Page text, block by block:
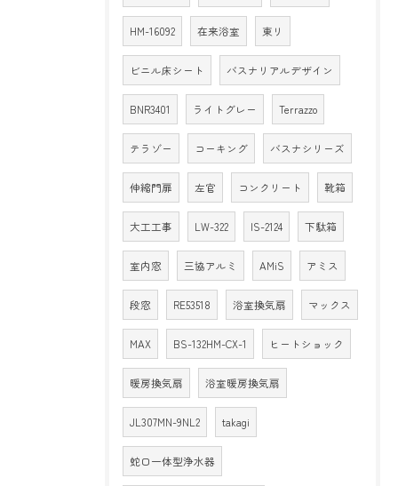
HM-16092 在来浴室 東リ
ビニル床シート バスナリアルデザイン
BNR3401 ライトグレー Terrazzo
テラゾー コーキング バスナシリーズ
伸縮門扉 左官 コンクリート 靴箱
大工工事 LW-322 IS-2124 下駄箱
室内窓 三協アルミ AMiS アミス
段窓 RE53518 浴室換気扇 マックス
MAX BS-132HM-CX-1 ヒートショック
暖房換気扇 浴室暖房換気扇
JL307MN-9NL2 takagi
蛇口一体型浄水器